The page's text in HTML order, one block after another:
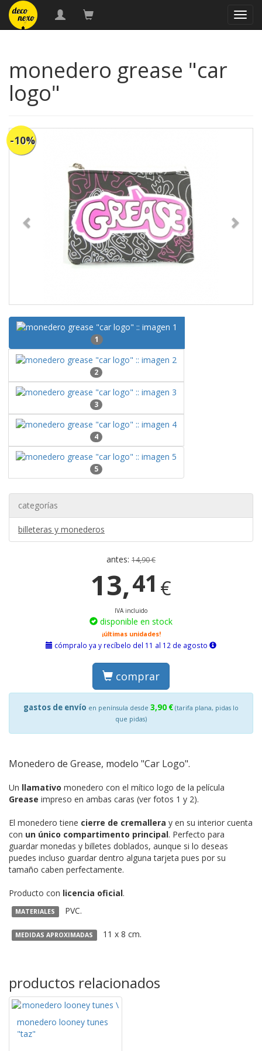
monedero grease "car
logo"
-10%
1
2
3
4
5
categorías
billeteras y monederos
antes: 14,90 €
13,41 €
IVA incluido
disponible en stock
¡últimas unidades!
cómpralo ya y recíbelo del 11 al 12 de agosto
comprar
gastos de envío en península desde 3,90 € (tarifa plana, pidas lo
que pidas)
Monedero de Grease, modelo "Car Logo".
Un llamativo monedero con el mítico logo de la película
Grease impreso en ambas caras (ver fotos 1 y 2).
El monedero tiene cierre de cremallera y en su interior cuenta
con un único compartimento principal. Perfecto para
guardar monedas y billetes doblados, aunque si lo deseas
puedes incluso guardar dentro alguna tarjeta pues por su
tamaño caben perfectamente.
Producto con licencia oficial.
MATERIALES PVC.
MEDIDAS APROXIMADAS 11 x 8 cm.
productos relacionados
monedero looney tunes
"taz"